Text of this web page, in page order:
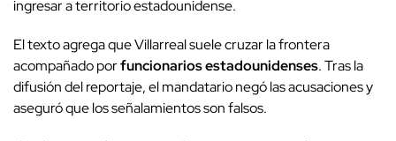
ingresar a territorio estadounidense.
El texto agrega que Villarreal suele cruzar la frontera
acompañado porfuncionarios estadounidenses. Tras la
difusión del reportaje, el mandatario negó las acusaciones y
aseguró que los señalamientos son falsos.